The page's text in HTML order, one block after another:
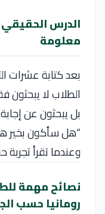
الدرس
معلومة
بعد كتابة عشرات
الطلاب لا
بل يبحثون عن
“هل سأكون بخير
وعندما تقرأ
نصائح مهمة
رومانيا حسب